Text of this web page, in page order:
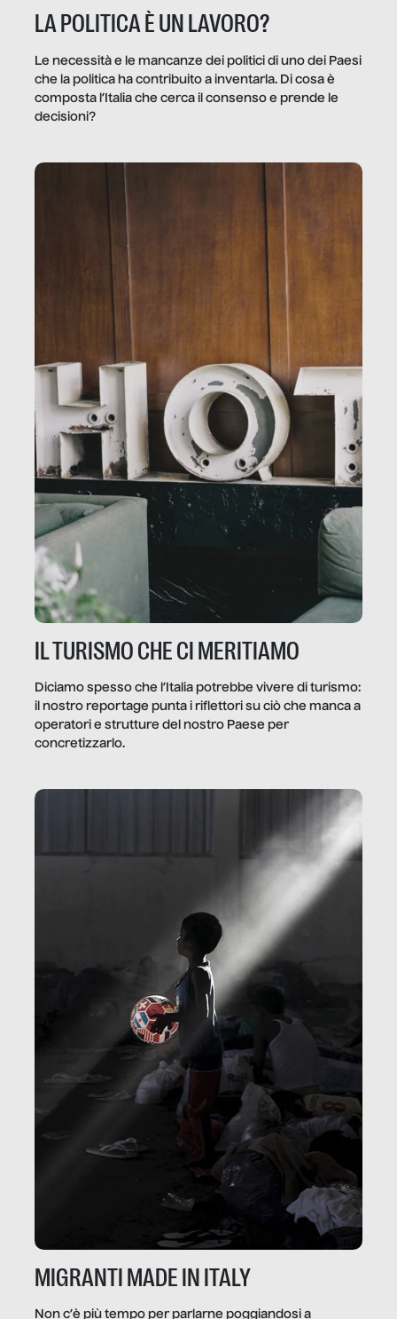
LA POLITICA È UN LAVORO?
Le necessità e le mancanze dei politici di uno dei Paesi
che la politica ha contribuito a inventarla. Di cosa è
composta l’Italia che cerca il consenso e prende le
decisioni?
IL TURISMO CHE CI MERITIAMO
Diciamo spesso che l’Italia potrebbe vivere di turismo:
il nostro reportage punta i riflettori su ciò che manca a
operatori e strutture del nostro Paese per
concretizzarlo.
MIGRANTI MADE IN ITALY
Non c’è più tempo per parlarne poggiandosi a